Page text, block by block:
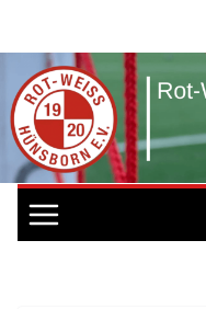
springen